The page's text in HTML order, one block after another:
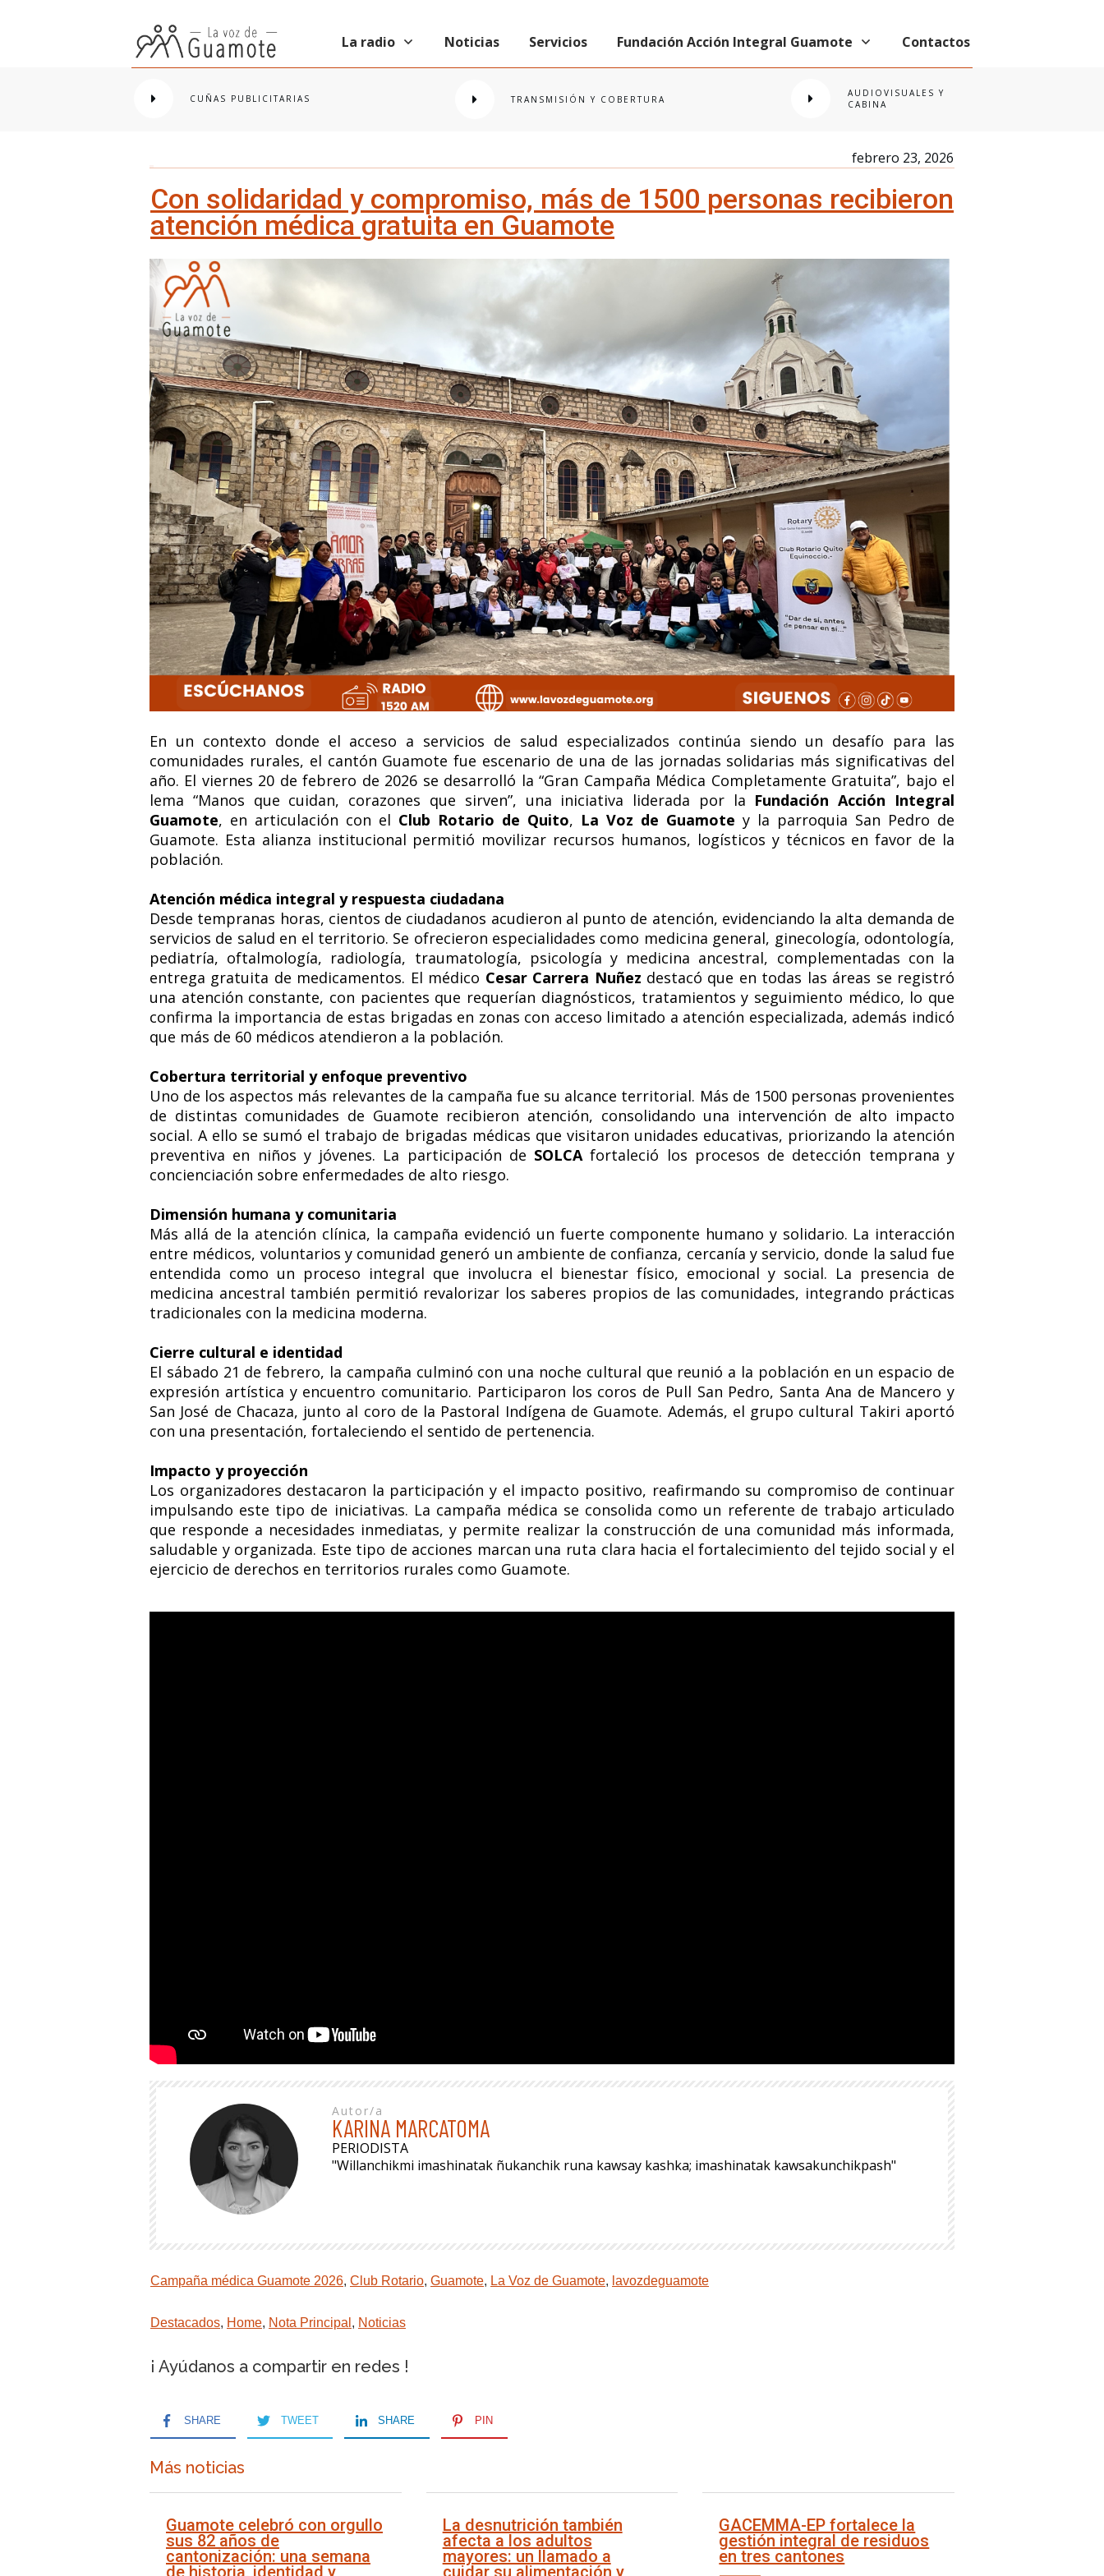
La radio Noticias Servicios Fundación Acción Integral Guamote Contactos
CUÑAS PUBLICITARIAS TRANSMISIÓN Y COBERTURA
AUDIOVISUALES Y
CABINA
febrero 23, 2026
Con solidaridad y compromiso, más de 1500 personas recibieron
atención médica gratuita en Guamote
En un contexto donde el acceso a servicios de salud especializados continúa siendo un desafío para las
comunidades rurales, el cantón Guamote fue escenario de una de las jornadas solidarias más significativas del
año. El viernes 20 de febrero de 2026 se desarrolló la “Gran Campaña Médica Completamente Gratuita”, bajo el
lema “Manos que cuidan, corazones que sirven”, una iniciativa liderada por la Fundación Acción Integral
Guamote, en articulación con el Club Rotario de Quito, La Voz de Guamote y la parroquia San Pedro de
Guamote. Esta alianza institucional permitió movilizar recursos humanos, logísticos y técnicos en favor de la
población.
Atención médica integral y respuesta ciudadana
Desde tempranas horas, cientos de ciudadanos acudieron al punto de atención, evidenciando la alta demanda de
servicios de salud en el territorio. Se ofrecieron especialidades como medicina general, ginecología, odontología,
pediatría, oftalmología, radiología, traumatología, psicología y medicina ancestral, complementadas con la
entrega gratuita de medicamentos. El médico Cesar Carrera Nuñez destacó que en todas las áreas se registró
una atención constante, con pacientes que requerían diagnósticos, tratamientos y seguimiento médico, lo que
confirma la importancia de estas brigadas en zonas con acceso limitado a atención especializada, además indicó
que más de 60 médicos atendieron a la población.
Cobertura territorial y enfoque preventivo
Uno de los aspectos más relevantes de la campaña fue su alcance territorial. Más de 1500 personas provenientes
de distintas comunidades de Guamote recibieron atención, consolidando una intervención de alto impacto
social. A ello se sumó el trabajo de brigadas médicas que visitaron unidades educativas, priorizando la atención
preventiva en niños y jóvenes. La participación de SOLCAfortaleció los procesos de detección temprana y
concienciación sobre enfermedades de alto riesgo.
Dimensión humana y comunitaria
Más allá de la atención clínica, la campaña evidenció un fuerte componente humano y solidario. La interacción
entre médicos, voluntarios y comunidad generó un ambiente de confianza, cercanía y servicio, donde la salud fue
entendida como un proceso integral que involucra el bienestar físico, emocional y social. La presencia de
medicina ancestral también permitió revalorizar los saberes propios de las comunidades, integrando prácticas
tradicionales con la medicina moderna.
Cierre cultural e identidad
El sábado 21 de febrero, la campaña culminó con una noche cultural que reunió a la población en un espacio de
expresión artística y encuentro comunitario. Participaron los coros de Pull San Pedro, Santa Ana de Mancero y
San José de Chacaza, junto al coro de la Pastoral Indígena de Guamote. Además, el grupo cultural Takiri aportó
con una presentación, fortaleciendo el sentido de pertenencia.
Impacto y proyección
Los organizadores destacaron la participación y el impacto positivo, reafirmando su compromiso de continuar
impulsando este tipo de iniciativas. La campaña médica se consolida como un referente de trabajo articulado
que responde a necesidades inmediatas, y permite realizar la construcción de una comunidad más informada,
saludable y organizada. Este tipo de acciones marcan una ruta clara hacia el fortalecimiento del tejido social y el
ejercicio de derechos en territorios rurales como Guamote.
Autor/a
KARINA MARCATOMA
PERIODISTA
"Willanchikmi imashinatak ñukanchik runa kawsay kashka; imashinatak kawsakunchikpash"
Campaña médica Guamote 2026, Club Rotario, Guamote, La Voz de Guamote, lavozdeguamote
Destacados, Home, Nota Principal , Noticias
¡ Ayúdanos a compartir en redes !
SHARE TWEET SHARE PIN
Más noticias
Guamote celebró con orgullo
sus 82 años de
cantonización: una semana
de historia, identidad y
La desnutrición también
afecta a los adultos
mayores: un llamado a
cuidar su alimentación y
GACEMMA-EP fortalece la
gestión integral de residuos
en tres cantones